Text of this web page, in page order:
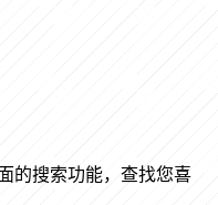
的搜索功能，查找您喜